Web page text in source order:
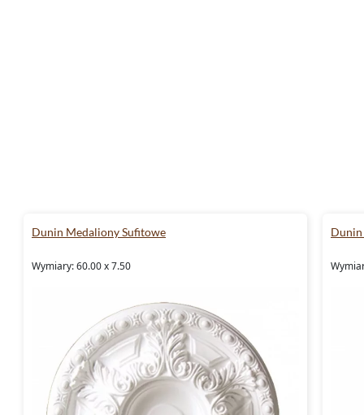
Dunin Medaliony Sufitowe
Wymiary: 60.00 x 7.50